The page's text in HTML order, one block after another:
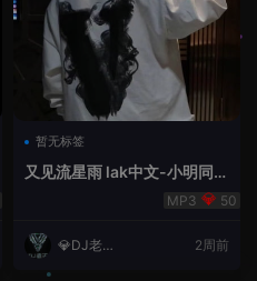
暂无标签
又见流星雨 lak中文-小明同学
50
💎DJ老王
2周前